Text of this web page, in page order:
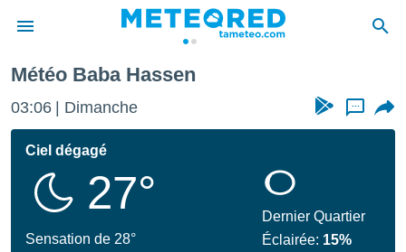
de
Météo Baba Hassen
03:06 Dimanche ...
Ciel dégagé
27°
Sensation de 28°
Dernier Quartier
Éclairée: 15%